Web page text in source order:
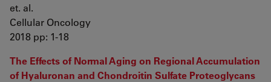
et. al.
Cellular Oncology
2018 pp: 1-18
The Effects of Normal Aging on Regional Accumulation
of Hyaluronan and Chondroitin Sulfate Proteoglycans